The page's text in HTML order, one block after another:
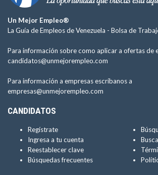
Un Mejor Empleo®
La Guía de Empleos de Venezuela - Bolsa de
Para información sobre como aplicar a ofertas de
candidatos@unmejorempleo.com
Para información a empresas escríbanos a
empresas@unmejorempleo.com
CANDIDATOS
Regístrate
Ingresa a tu cuenta
Reestablecer clave
Búsquedas frecuentes